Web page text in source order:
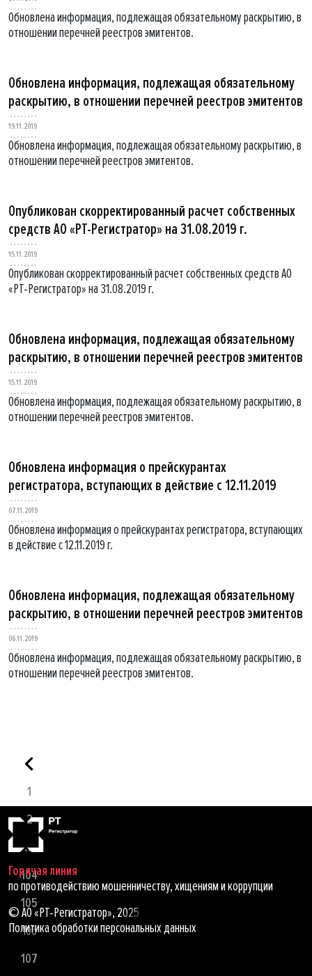
Обновлена информация, подлежащая обязательному раскрытию, в
отношении перечней реестров эмитентов.
Обновлена информация, подлежащая обязательному
раскрытию, в отношении перечней реестров эмитентов
19.11.2019
Обновлена информация, подлежащая обязательному раскрытию, в
отношении перечней реестров эмитентов.
Опубликован скорректированный расчет собственных
средств АО «РТ-Регистратор» на 31.08.2019 г.
15.11.2019
Опубликован скорректированный расчет собственных средств АО
«РТ-Регистратор» на 31.08.2019 г.
Обновлена информация, подлежащая обязательному
раскрытию, в отношении перечней реестров эмитентов
15.11.2019
Обновлена информация, подлежащая обязательному раскрытию, в
отношении перечней реестров эмитентов.
Обновлена информация о прейскурантах
регистратора, вступающих в действие с 12.11.2019
07.11.2019
Обновлена информация о прейскурантах регистратора, вступающих
в действие с 12.11.2019 г.
Обновлена информация, подлежащая обязательному
раскрытию, в отношении перечней реестров эмитентов
06.11.2019
Обновлена информация, подлежащая обязательному раскрытию, в
отношении перечней реестров эмитентов.
1
2
...
104
105
106
107
Горячая линия
по противодействию мошенничеству, хищениям и коррупции
© АО «РТ-Регистратор», 2025
Политика обработки персональных данных